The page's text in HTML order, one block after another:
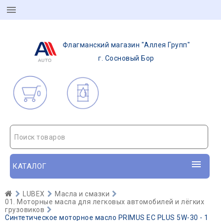
Флагманский магазин "Аллея Групп"
г. Сосновый Бор
0
Поиск товаров
КАТАЛОГ
LUBEX
Масла и смазки
01. Моторные масла для легковых автомобилей и лёгких
грузовиков
Синтетическое моторное масло PRIMUS EC PLUS 5W-30 - 1